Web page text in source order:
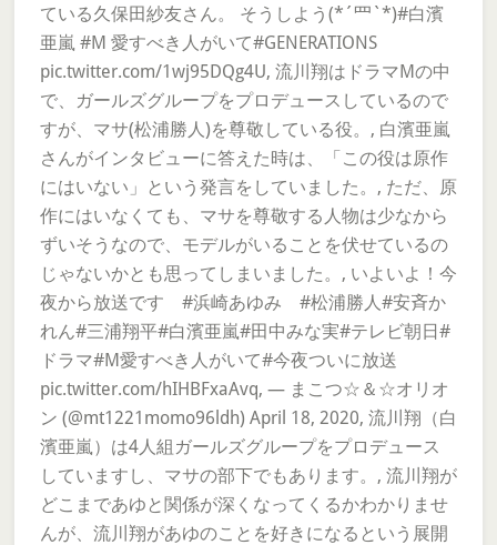
ている久保田紗友さん。 そうしよう(*´罒`*)#白濱
亜嵐 #M 愛すべき人がいて#GENERATIONS
pic.twitter.com/1wj95DQg4U, 流川翔はドラマMの中
で、ガールズグループをプロデュースしているので
すが、マサ(松浦勝人)を尊敬している役。, 白濱亜嵐
さんがインタビューに答えた時は、「この役は原作
にはいない」という発言をしていました。, ただ、原
作にはいなくても、マサを尊敬する人物は少なから
ずいそうなので、モデルがいることを伏せているの
じゃないかとも思ってしまいました。, いよいよ！今
夜から放送です #浜崎あゆみ #松浦勝人#安斉か
れん#三浦翔平#白濱亜嵐#田中みな実#テレビ朝日#
ドラマ#M愛すべき人がいて#今夜ついに放送
pic.twitter.com/hIHBFxaAvq, — まこつ☆＆☆オリオ
ン (@mt1221momo96ldh) April 18, 2020, 流川翔（白
濱亜嵐）は4人組ガールズグループをプロデュース
していますし、マサの部下でもあります。, 流川翔が
どこまであゆと関係が深くなってくるかわかりませ
んが、流川翔があゆのことを好きになるという展開